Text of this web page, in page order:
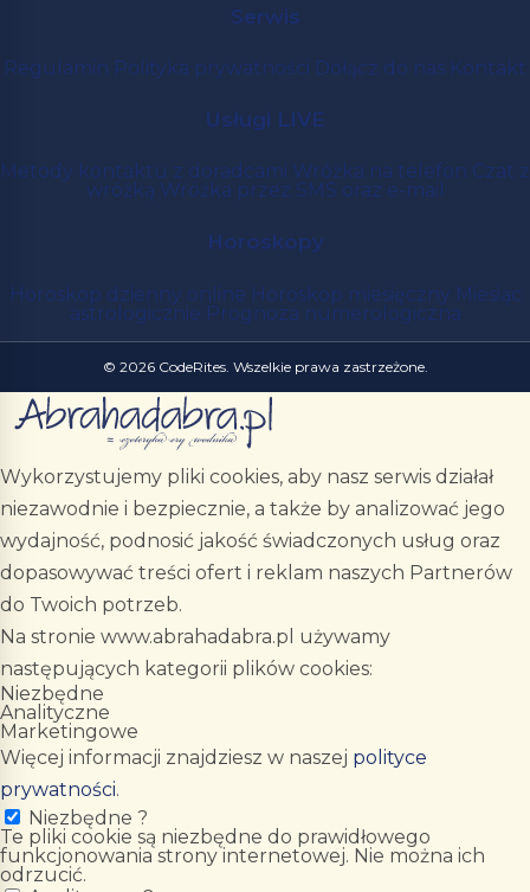
Serwis
Regulamin Polityka prywatności Dołącz do nas Kontakt
Usługi LIVE
Metody kontaktu z doradcami Wróżka na telefon Czat z
wróżką Wróżka przez SMS oraz e-mail
Horoskopy
Horoskop dzienny online Horoskop miesięczny Miesiąc
astrologicznie Prognoza numerologiczna
© 2026 CodeRites. Wszelkie prawa zastrzeżone.
Wykorzystujemy pliki cookies, aby nasz serwis działał
niezawodnie i bezpiecznie, a także by analizować jego
wydajność, podnosić jakość świadczonych usług oraz
dopasowywać treści ofert i reklam naszych Partnerów
do Twoich potrzeb.
Na stronie www.abrahadabra.pl używamy
następujących kategorii plików cookies:
Niezbędne
Analityczne
Marketingowe
Więcej informacji znajdziesz w naszej polityce
prywatności.
Niezbędne ?
Te pliki cookie są niezbędne do prawidłowego
funkcjonowania strony internetowej. Nie można ich
odrzucić.